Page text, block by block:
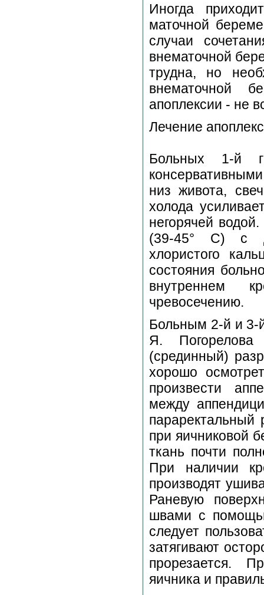
Иногда
маточной
случаи
внематочной
трудна, но
внематочной
апоплексии - не
Больных 1-й
низ живота,
холода
негорячей
(39-45° С) с
хлористого
состояния
внутреннем
чревосечению.
Больным 2-й и 3-
Я. Погорелова
(срединный)
хорошо
произвести
между
параректальный
при яичниковой
ткань почти
При наличии
производят
Раневую
швами с
следует
затягивают
прорезается.
яичника и